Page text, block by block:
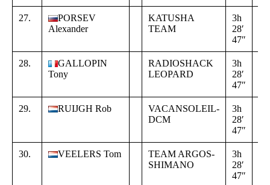
27.
PORSEV
Alexander
KATUSHA
TEAM
3h
28′
47″
28.
GALLOPIN
Tony
RADIOSHACK
LEOPARD
3h
28′
47″
29. RUIJGH Rob
VACANSOLEIL-
DCM
3h
28′
47″
30. VEELERS Tom
TEAM ARGOS-
SHIMANO
3h
28′
47″